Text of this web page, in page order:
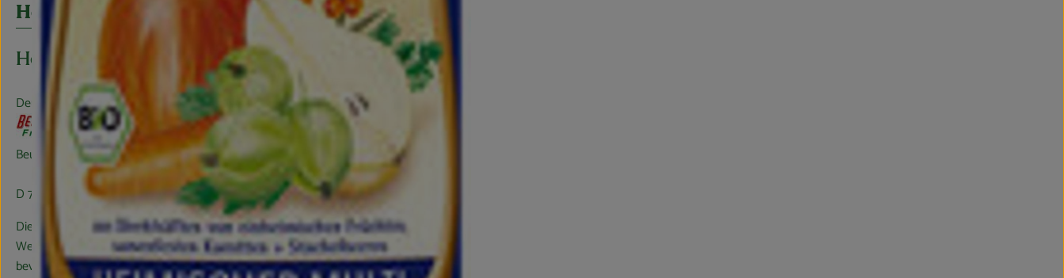
Herkunft
Hersteller: BEUTELSBACHER
Deutschland
Beutelsbacher Fruchtsaftkelterei GmbH
D 71384 Weinstadt
Die BEUTELSBACHER Fruchtsaftkelterei liegt im Herzen des traditionellen Obst- und
Weinbaugebiets Remstal nordöstlich von Stuttgart - einer vom Boden und Klima
bevorzugten Landschaft Württembergs.